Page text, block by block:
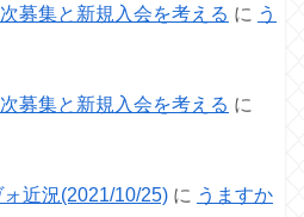
募集と新規入会を考える に う
募集と新規入会を考える に
近況(2021/10/25) に うますか